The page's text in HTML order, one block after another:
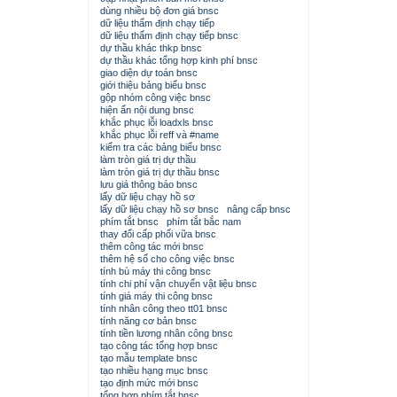
dùng nhiều bộ đơn giá bnsc
dữ liệu thẩm định chạy tiếp
dữ liệu thẩm định chạy tiếp bnsc
dự thầu khác thkp bnsc
dự thầu khác tổng hợp kinh phí bnsc
giao diện dự toán bnsc
giới thiệu bảng biểu bnsc
gộp nhóm công việc bnsc
hiện ẩn nội dung bnsc
khắc phục lỗi loadxls bnsc
khắc phục lỗi reff và #name
kiểm tra các bảng biểu bnsc
làm tròn giá trị dự thầu
làm tròn giá trị dự thầu bnsc
lưu giá thông báo bnsc
lấy dữ liệu chạy hồ sơ
lấy dữ liệu chạy hồ sơ bnsc
nâng cấp bnsc
phím tắt bnsc
phím tắt bắc nam
thay đổi cấp phối vữa bnsc
thêm công tác mới bnsc
thêm hệ số cho công việc bnsc
tính bù máy thi công bnsc
tính chi phí vận chuyển vật liệu bnsc
tính giá máy thi công bnsc
tính nhân công theo tt01 bnsc
tính năng cơ bản bnsc
tính tiền lương nhân công bnsc
tạo công tác tổng hợp bnsc
tạo mẫu template bnsc
tạo nhiều hạng mục bnsc
tạo định mức mới bnsc